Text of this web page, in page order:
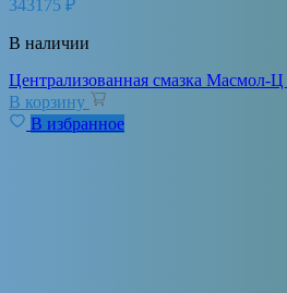
343175 ₽
В наличии
Централизованная смазка Масмол-
В корзину
В избранное